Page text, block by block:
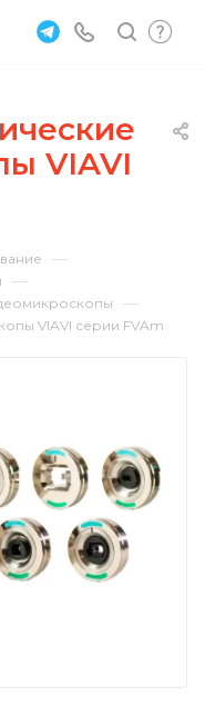
VIAVI
—
—
—
VIAVI серии FVAm